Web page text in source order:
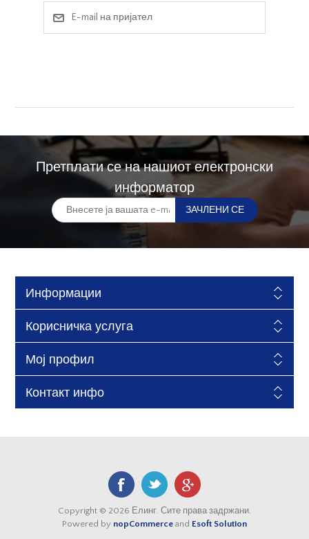
Претплати се на нашиот електронски
информатор
Информации
Корисничка услуга
Мој профил
Контакт инфо
Copyright © 2026 Елинг. Сите права задржани.
Powered by nopCommerce and Esoft Solution